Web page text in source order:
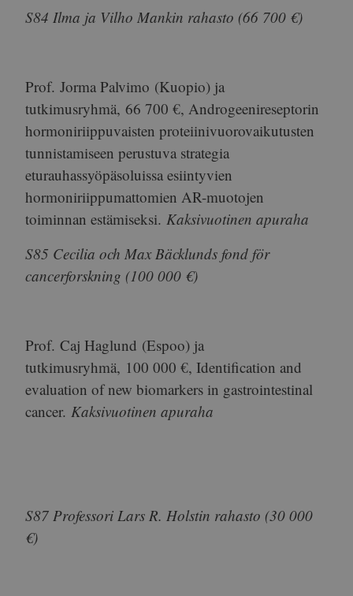
S84 Ilma ja Vilho Mankin rahasto (66 700 €)
Prof. Jorma Palvimo (Kuopio) ja
tutkimusryhmä, 66 700 €, Androgeenireseptorin
hormoniriippuvaisten proteiinivuorovaikutusten
tunnistamiseen perustuva strategia
eturauhassyöpäsoluissa esiintyvien
hormoniriippumattomien AR-muotojen
toiminnan estämiseksi. Kaksivuotinen apuraha
S85 Cecilia och Max Bäcklunds fond för
cancerforskning (100 000 €)
Prof. Caj Haglund (Espoo) ja
tutkimusryhmä, 100 000 €, Identification and
evaluation of new biomarkers in gastrointestinal
cancer. Kaksivuotinen apuraha
S87 Professori Lars R. Holstin rahasto (30 000
€)